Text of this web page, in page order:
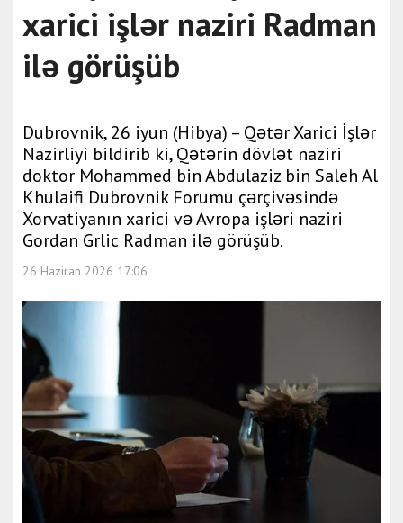
xarici işlər naziri Radman
ilə görüşüb
Dubrovnik, 26 iyun (Hibya) – Qətər Xarici İşlər
Nazirliyi bildirib ki, Qətərin dövlət naziri
doktor Mohammed bin Abdulaziz bin Saleh Al
Khulaifi Dubrovnik Forumu çərçivəsində
Xorvatiyanın xarici və Avropa işləri naziri
Gordan Grlic Radman ilə görüşüb.
26 Haziran 2026 17:06